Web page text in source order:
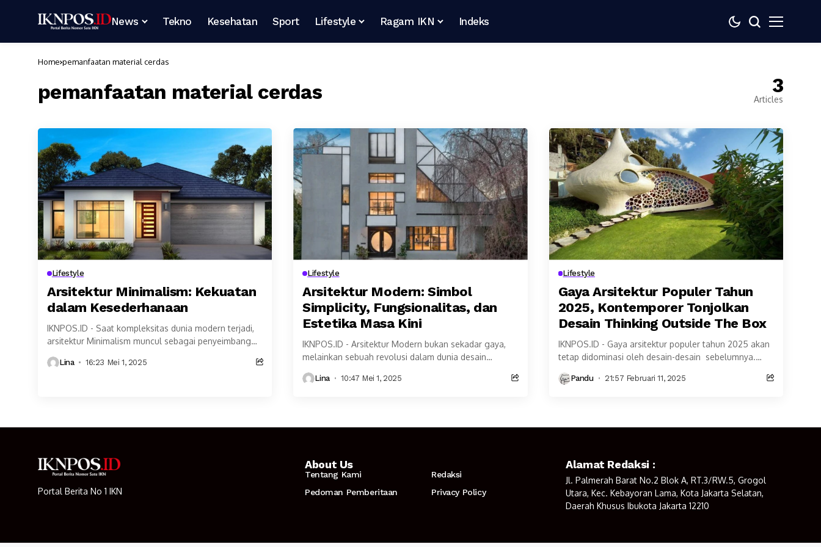
News Tekno Kesehatan Sport Lifestyle Ragam IKN Indeks
Home pemanfaatan material cerdas
pemanfaatan material cerdas 3
Articles
Lifestyle
Arsitektur Minimalism: Kekuatan
dalam Kesederhanaan
IKNPOS.ID - Saat kompleksitas dunia modern terjadi,
arsitektur Minimalism muncul sebagai penyeimbang
mengutamakan keindahan visual, tapi juga...
Lina 16:23 Mei 1, 2025
Lifestyle
Arsitektur Modern: Simbol
Simplicity, Fungsionalitas, dan
Estetika Masa Kini
IKNPOS.ID - Arsitektur Modern bukan sekadar gaya,
melainkan sebuah revolusi dalam dunia desain
kemajuan teknologi di awal...
Lina 10:47 Mei 1, 2025
Lifestyle
Gaya Arsitektur Populer Tahun
2025, Kontemporer Tonjolkan
Desain Thinking Outside The Box
IKNPOS.ID - Gaya arsitektur populer tahun 2025 akan
tetap didominasi oleh desain-desain sebelumnya.
dalam gaya arsitektur populer...
Pandu 21:57 Februari 11, 2025
Portal Berita No 1 IKN
About Us
Tentang Kami
Redaksi
Pedoman Pemberitaan
Privacy Policy
Alamat Redaksi :
Jl. Palmerah Barat No.2 Blok A, RT.3/RW.5, Grogol
Utara, Kec. Kebayoran Lama, Kota Jakarta Selatan,
Daerah Khusus Ibukota Jakarta 12210